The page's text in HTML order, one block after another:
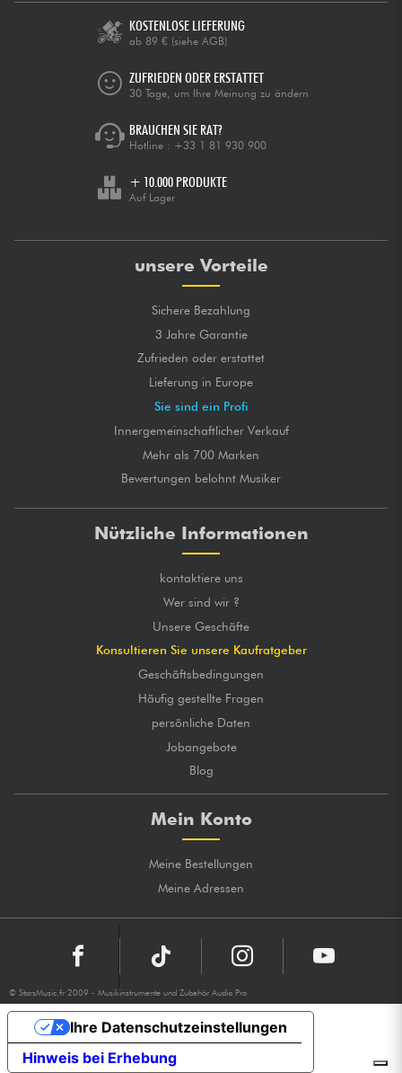
KOSTENLOSE LIEFERUNG
ab 89 € (siehe AGB)
ZUFRIEDEN ODER ERSTATTET
30 Tage, um Ihre Meinung zu ändern
BRAUCHEN SIE RAT?
Hotline : +33 1 81 930 900
+ 10.000 PRODUKTE
Auf Lager
unsere Vorteile
Sichere Bezahlung
3 Jahre Garantie
Zufrieden oder erstattet
Lieferung in Europe
Sie sind ein Profi
Innergemeinschaftlicher Verkauf
Mehr als 700 Marken
Bewertungen belohnt Musiker
Nützliche Informationen
kontaktiere uns
Wer sind wir ?
Unsere Geschäfte
Konsultieren Sie unsere Kaufratgeber
Geschäftsbedingungen
Häufig gestellte Fragen
persönliche Daten
Jobangebote
Blog
Mein Konto
Meine Bestellungen
Meine Adressen
© StarsMusic.fr 2009 - Musikinstrumente und Zubehör Audio Pro
Hinweis bei Erhebung
Ihre Datenschutzeinstellungen